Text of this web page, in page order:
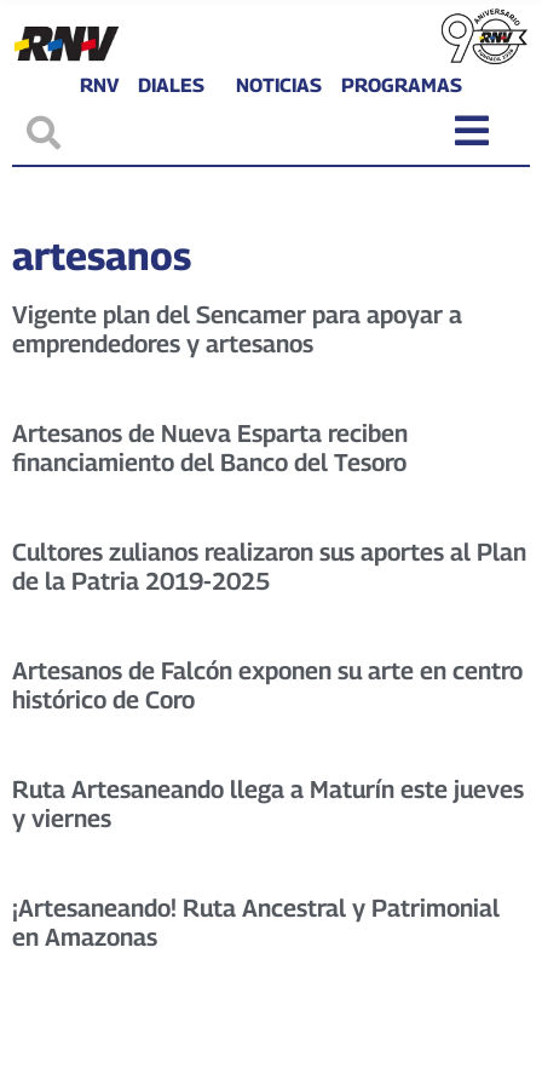
RNV DIALES NOTICIAS PROGRAMAS
artesanos
Vigente plan del Sencamer para apoyar a
emprendedores y artesanos
Artesanos de Nueva Esparta reciben
financiamiento del Banco del Tesoro
Cultores zulianos realizaron sus aportes al Plan
de la Patria 2019-2025
Artesanos de Falcón exponen su arte en centro
histórico de Coro
Ruta Artesaneando llega a Maturín este jueves
y viernes
¡Artesaneando! Ruta Ancestral y Patrimonial
en Amazonas